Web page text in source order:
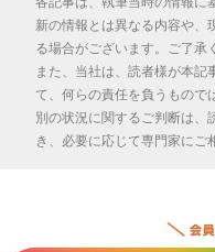
新の情報とは異なる内容や、
る場合がございます。ご了承
また、当社は、読者様が本
て、何らの責任を負うもので
別の状況に関するご判断は、
き、必要に応じて専門家にご